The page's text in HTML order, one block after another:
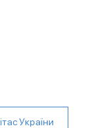
України